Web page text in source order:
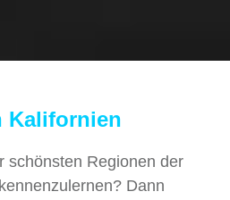
Kalifornien
schönsten Regionen der
kennenzulernen? Dann